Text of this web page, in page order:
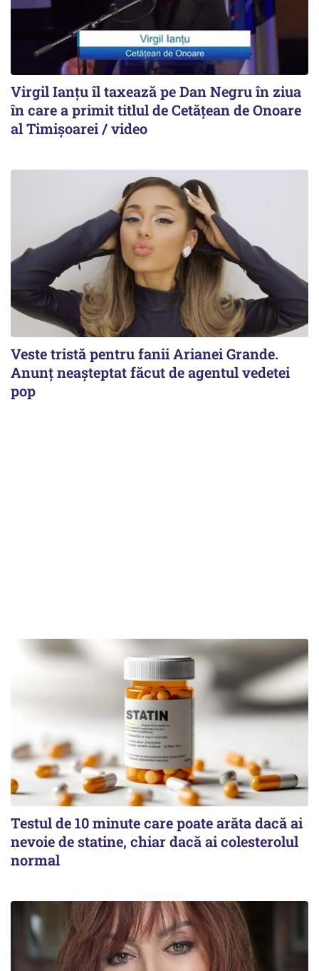
Virgil Ianțu îl taxează pe Dan Negru în ziua
în care a primit titlul de Cetățean de Onoare
al Timișoarei / video
Veste tristă pentru fanii Arianei Grande.
Anunț neașteptat făcut de agentul vedetei
pop
Testul de 10 minute care poate arăta dacă ai
nevoie de statine, chiar dacă ai colesterolul
normal